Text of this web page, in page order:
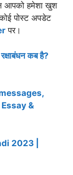
आपको हमेशा खुश
पोस्ट अपडेट
पर।
कब है?
&
2023 |